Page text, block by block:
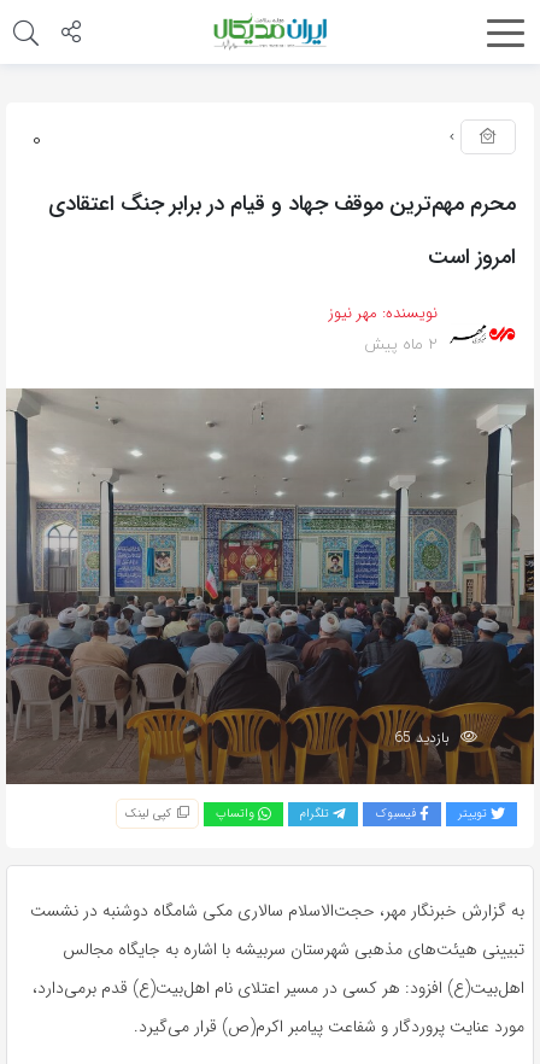
0
محرم مهم‌ترین موقف جهاد و قیام در برابر جنگ اعتقادی
امروز است
نویسنده: مهر نیوز
2 ماه پیش
بازدید 65
توییتر فیسبوک تلگرام واتساپ کپی لینک
به گزارش خبرنگار مهر، حجت‌الاسلام سالاری مکی شامگاه دوشنبه در نشست
تبیینی هیئت‌های مذهبی شهرستان سربیشه با اشاره به جایگاه مجالس
اهل‌بیت(ع) افزود: هر کسی در مسیر اعتلای نام اهل‌بیت(ع) قدم برمی‌دارد،
مورد عنایت پروردگار و شفاعت پیامبر اکرم(ص) قرار می‌گیرد.